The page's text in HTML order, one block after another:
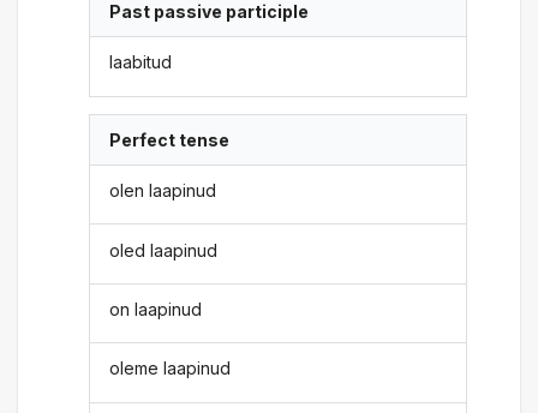
Past passive participle
laabitud
Perfect tense
olen laapinud
oled laapinud
on laapinud
oleme laapinud